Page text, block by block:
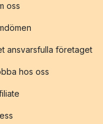
oss
ansvarsfulla företaget
hos oss